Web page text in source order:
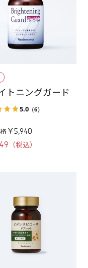
トニングガード
5.0（6）
￥5,940